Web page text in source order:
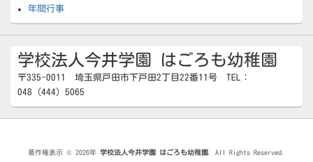
年間行事
学校法人今井学園 はごろも幼稚園
〒335-0011 埼玉県戸田市下戸田2丁目22番11号 TEL：
048（444）5065
著作権表示 © 2026年 学校法人今井学園 はごろも幼稚園. All Rights Reserved.